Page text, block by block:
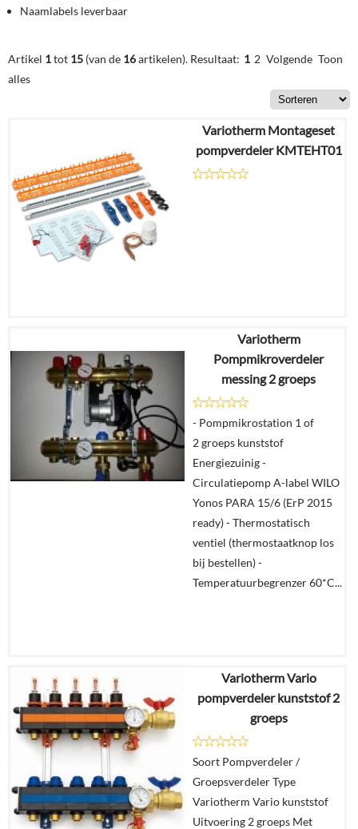
Naamlabels leverbaar
Artikel 1tot 15 (van de 16artikelen). Resultaat: 1 2 Volgende Toon
alles
Variotherm Montageset
pompverdeler KMTEHT01
€
Details
In
Variotherm
Pompmikroverdeler
messing 2 groeps
- Pompmikrostation 1 of
2 groeps kunststof
Energiezuinig -
Circulatiepomp A-label WILO
Yonos PARA 15/6 (ErP 2015
ready) - Thermostatisch
ventiel (thermostaatknop los
bij bestellen) -
Temperatuurbegrenzer 60*C...
€574,75
€546,01
winkelmand
Variotherm Vario
pompverdeler kunststof 2
groeps
Soort Pompverdeler /
Groepsverdeler Type
Variotherm Vario kunststof
Uitvoering 2 groeps Met